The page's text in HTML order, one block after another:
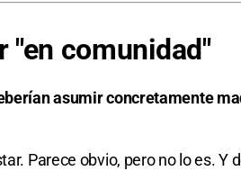
"en comunidad"
asumir concretamente
Parece obvio, pero no lo es.